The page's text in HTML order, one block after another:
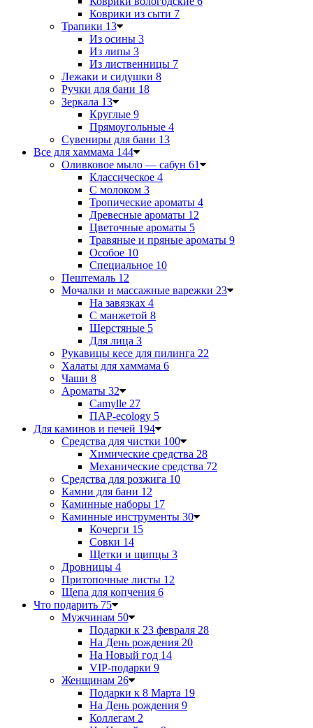
Коврики из сыти 7
Трапики 13
Из осины 3
Из липы 3
Из лиственницы 7
Лежаки и сидушки 8
Ручки для бани 18
Зеркала 13
Круглые 9
Прямоугольные 4
Сувениры для бани 13
Все для хаммама 144
Оливковое мыло — сабун 61
Классическое 4
С молоком 3
Тропические ароматы 4
Древесные ароматы 12
Цветочные ароматы 5
Травяные и пряные ароматы 9
Особое 10
Специальное 10
Пештемаль 12
Мочалки и массажные варежки 23
На завязках 4
С манжетой 8
Шерстяные 5
Для лица 3
Рукавицы кесе для пилинга 22
Халаты для хаммама 6
Чаши 8
Ароматы 32
Camylle 27
ПАР-ecology 5
Для каминов и печей 194
Средства для чистки 100
Химические средства 28
Механические средства 72
Средства для розжига 10
Камни для бани 12
Каминные наборы 17
Каминные инструменты 30
Кочерги 15
Совки 14
Щетки и щипцы 3
Дровницы 4
Притопочные листы 12
Щепа для копчения 6
Что подарить 75
Мужчинам 50
Подарки к 23 февраля 28
На День рождения 20
На Новый год 14
VIP-подарки 9
Женщинам 26
Подарки к 8 Марта 19
На День рождения 9
Коллегам 2